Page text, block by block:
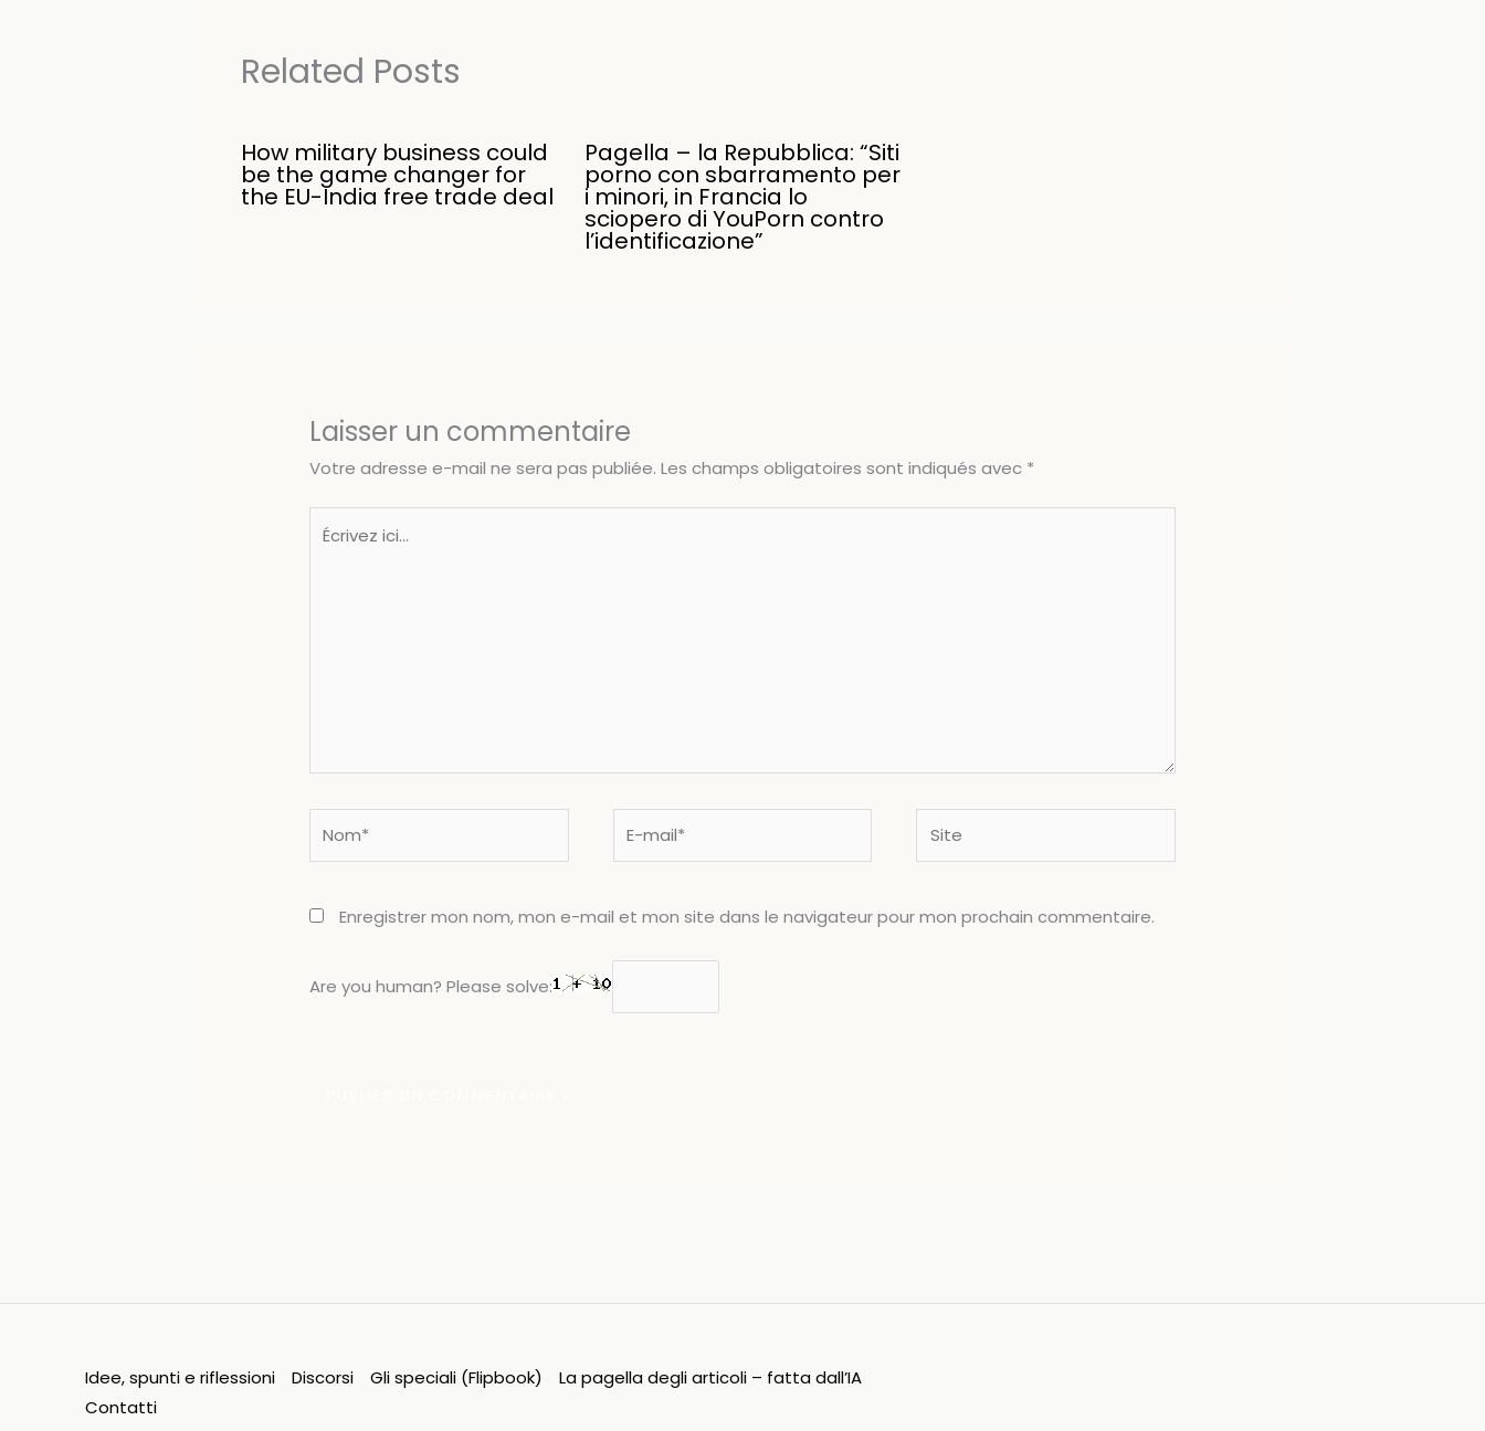
Related Posts
How military business could
be the game changer for
the EU-India free trade deal
Pagella – la Repubblica: “Siti
porno con sbarramento per
i minori, in Francia lo
sciopero di YouPorn contro
l’identificazione”
Laisser un commentaire
Votre adresse e-mail ne sera pas publiée. Les champs obligatoires sont indiqués avec *
Enregistrer mon nom, mon e-mail et mon site dans le navigateur pour mon prochain commentaire.
Are you human? Please solve:
Idee, spunti e riflessioni Discorsi Gli speciali (Flipbook)
La pagella degli articoli – fatta dall’IA
Contatti